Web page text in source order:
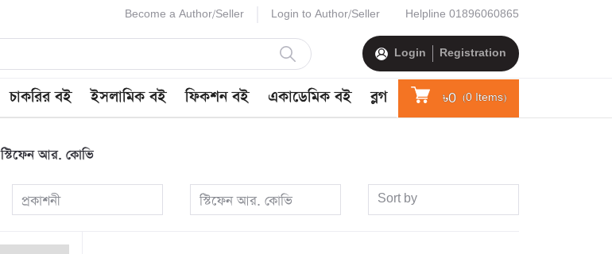
Become a Author/Seller Login to Author/Seller Helpline 01896060865
Login Registration
চাকরির বই ইসলামিক বই ফিকশন বই একাডেমিক বই ব্লগ ৳0 (0 Items)
স্টিফেন আর. কোভি
প্রকাশনী স্টিফেন আর. কোভি Sort by